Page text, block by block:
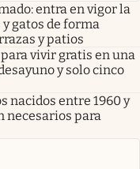
entra en vigor la
gatos de forma
y patios
vivir gratis en una
y solo cinco
nacidos entre 1960 y
necesarios para